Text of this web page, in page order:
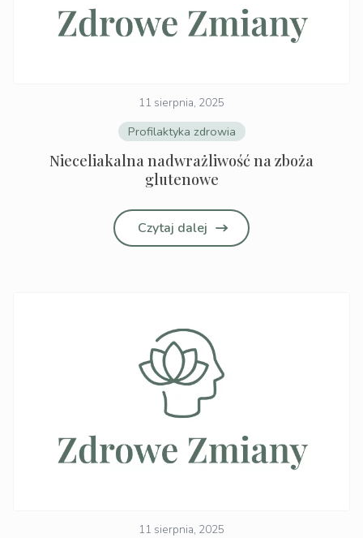
11 sierpnia, 2025
Profilaktyka zdrowia
Nieceliakalna nadwrażliwość na zboża
glutenowe
Czytaj dalej
11 sierpnia, 2025